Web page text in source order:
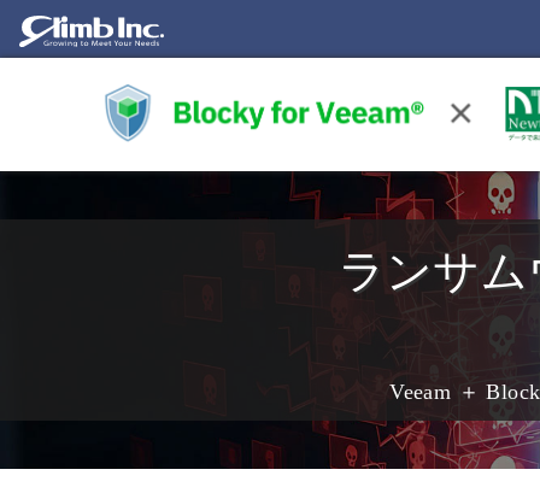
ランサ
Veeam ＋